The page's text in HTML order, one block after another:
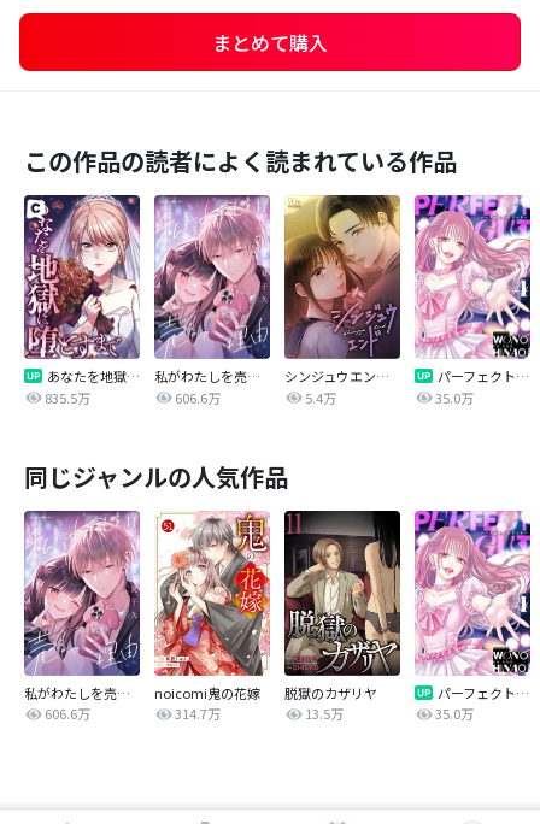
まとめて購入
この作品の読者によく読まれている作品
あなたを地獄に堕とすまで
835.5万
私がわたしを売る理由
606.6万
シンジュウエンド【タテヨミ】
5.4万
パーフェクトグリッター
35.0万
同じジャンルの人気作品
私がわたしを売る理由
606.6万
noicomi鬼の花嫁
314.7万
脱獄のカザリヤ
13.5万
パーフェクトグリッター
35.0万